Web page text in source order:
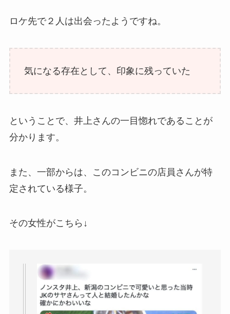
ロケ先で２人は出会ったようですね。
気になる存在として、印象に残っていた
ということで、井上さんの一目惚れであることが
分かります。
また、一部からは、このコンビニの店員さんが特
定されている様子。
その女性がこちら↓